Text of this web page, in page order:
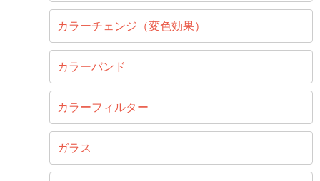
カラーチェンジ（変色効果）
カラーバンド
カラーフィルター
ガラス